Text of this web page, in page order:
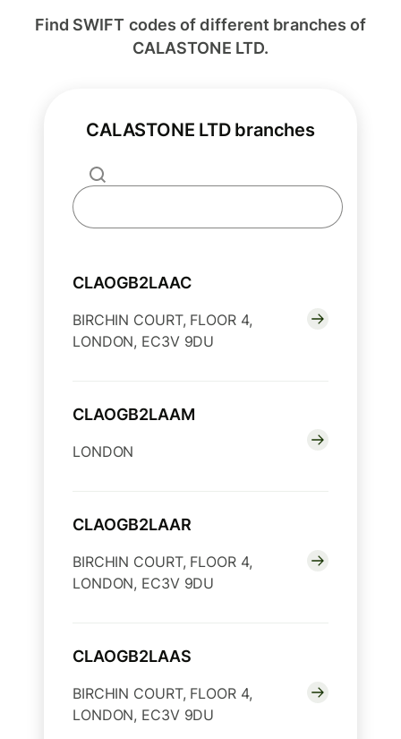
Find SWIFT codes of different branches of
CALASTONE LTD.
CALASTONE LTD branches
CLAOGB2LAAC
BIRCHIN COURT, FLOOR 4,
LONDON, EC3V 9DU
CLAOGB2LAAM
LONDON
CLAOGB2LAAR
BIRCHIN COURT, FLOOR 4,
LONDON, EC3V 9DU
CLAOGB2LAAS
BIRCHIN COURT, FLOOR 4,
LONDON, EC3V 9DU